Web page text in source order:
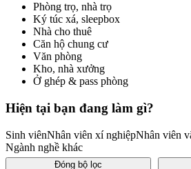
Phòng trọ, nhà trọ
Ký túc xá, sleepbox
Nhà cho thuê
Căn hộ chung cư
Văn phòng
Kho, nhà xưởng
Ở ghép & pass phòng
Hiện tại bạn đang làm gì?
Sinh viênNhân viên xí nghiệpNhân viên
Ngành nghề khác
Đóng bộ lọc